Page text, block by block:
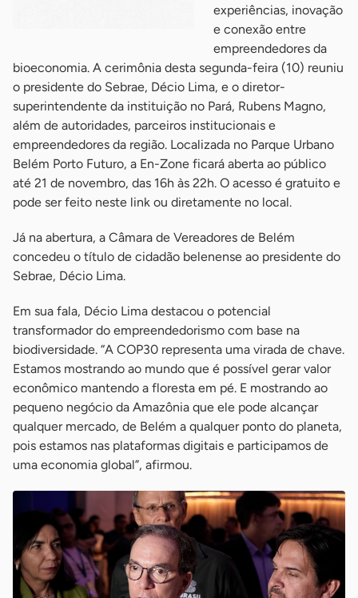
experiências, inovação
e conexão entre
empreendedores da
bioeconomia. A cerimônia desta segunda-feira (10) reuniu
o presidente do Sebrae, Décio Lima, e o diretor-
superintendente da instituição no Pará, Rubens Magno,
além de autoridades, parceiros institucionais e
empreendedores da região. Localizada no Parque Urbano
Belém Porto Futuro, a En-Zone ficará aberta ao público
até 21 de novembro, das 16h às 22h. O acesso é gratuito e
pode ser feito neste link ou diretamente no local.
Já na abertura, a Câmara de Vereadores de Belém
concedeu o título de cidadão belenense ao presidente do
Sebrae, Décio Lima.
Em sua fala, Décio Lima destacou o potencial
transformador do empreendedorismo com base na
biodiversidade. “A COP30 representa uma virada de chave.
Estamos mostrando ao mundo que é possível gerar valor
econômico mantendo a floresta em pé. E mostrando ao
pequeno negócio da Amazônia que ele pode alcançar
qualquer mercado, de Belém a qualquer ponto do planeta,
pois estamos nas plataformas digitais e participamos de
uma economia global”, afirmou.